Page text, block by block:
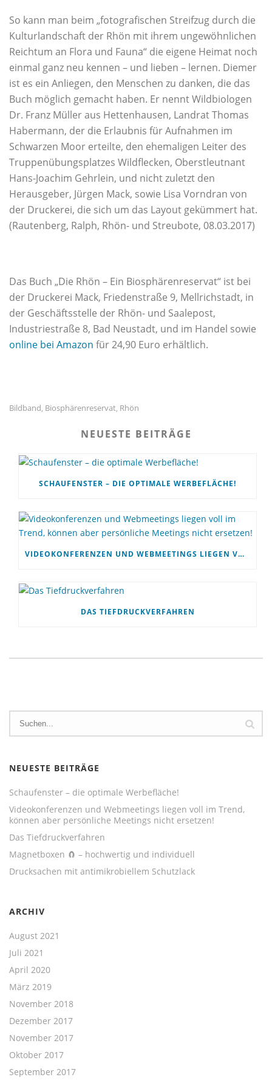
So kann man beim „fotografischen Streifzug durch die
Kulturlandschaft der Rhön mit ihrem ungewöhnlichen
Reichtum an Flora und Fauna“ die eigene Heimat noch
einmal ganz neu kennen – und lieben – lernen. Diemer
ist es ein Anliegen, den Menschen zu danken, die das
Buch möglich gemacht haben. Er nennt Wildbiologen
Dr. Franz Müller aus Hettenhausen, Landrat Thomas
Habermann, der die Erlaubnis für Aufnahmen im
Schwarzen Moor erteilte, den ehemaligen Leiter des
Truppenübungsplatzes Wildflecken, Oberstleutnant
Hans-Joachim Gehrlein, und nicht zuletzt den
Herausgeber, Jürgen Mack, sowie Lisa Vorndran von
der Druckerei, die sich um das Layout gekümmert hat.
(Rautenberg, Ralph, Rhön- und Streubote, 08.03.2017)
Das Buch „Die Rhön – Ein Biosphärenreservat“ ist bei
der Druckerei Mack, Friedenstraße 9, Mellrichstadt, in
der Geschäftsstelle der Rhön- und Saalepost,
Industriestraße 8, Bad Neustadt, und im Handel sowie
online bei Amazon für 24,90 Euro erhältlich.
Bildband, Biosphärenreservat, Rhön
NEUESTE BEITRÄGE
SCHAUFENSTER – DIE OPTIMALE WERBEFLÄCHE!
VIDEOKONFERENZEN UND WEBMEETINGS LIEGEN VOLL IM TREND, KÖNNEN ABER PERSÖNLICHE MEETINGS NICHT ERSETZEN!
DAS TIEFDRUCKVERFAHREN
NEUESTE BEITRÄGE
Schaufenster – die optimale Werbefläche!
Videokonferenzen und Webmeetings liegen voll im Trend,
können aber persönliche Meetings nicht ersetzen!
Das Tiefdruckverfahren
Magnetboxen 🧲 – hochwertig und individuell
Drucksachen mit antimikrobiellem Schutzlack
ARCHIV
August 2021
Juli 2021
April 2020
März 2019
November 2018
Dezember 2017
November 2017
Oktober 2017
September 2017